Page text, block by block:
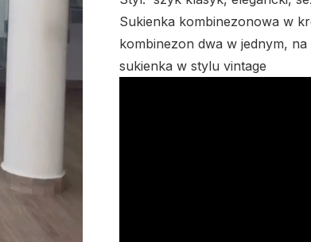
Sukienka kombinezonowa w
kombinezon dwa w jednym,
sukienka w stylu vintage